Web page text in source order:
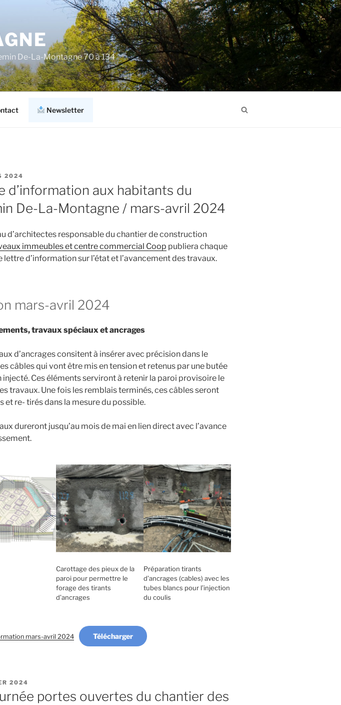
De-La-Montagne 70 à 134
Newsletter
2024
d’information aux habitants du
De-La-Montagne / mars-avril 2024
d’architectes responsable du chantier de construction
immeubles et centre commercial Coop publiera chaque
lettre d’information sur l’état et l’avancement des travaux.
mars-avril 2024
travaux spéciaux et ancrages
d’ancrages consitent à insérer avec précision dans le
câbles qui vont être mis en tension et retenus par une butée
injecté. Ces éléments serviront à retenir la paroi provisoire le
travaux. Une fois les remblais terminés, ces câbles seront
et re- tirés dans la mesure du possible.
dureront jusqu’au mois de mai en lien direct avec l’avance
Carottage des pieux de la
paroi pour permettre le
forage des tirants
d’ancrages
Préparation tirants
d’ancrages (cables) avec les
tubes blancs pour l’injection
du coulis
mars-avril 2024 Télécharger
2024
portes ouvertes du chantier des